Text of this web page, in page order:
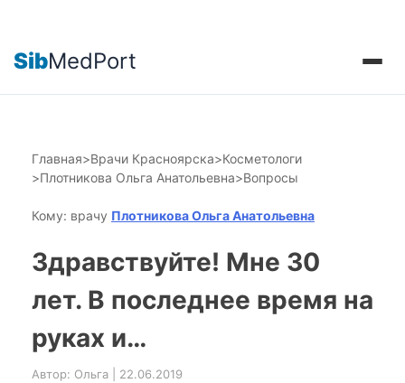
SibMedPort
Главная>Врачи Красноярска>Косметологи
>Плотникова Ольга Анатольевна>Вопросы
Кому: врачу Плотникова Ольга Анатольевна
Здравствуйте! Мне 30
лет. В последнее время на
руках и…
Автор: Ольга | 22.06.2019